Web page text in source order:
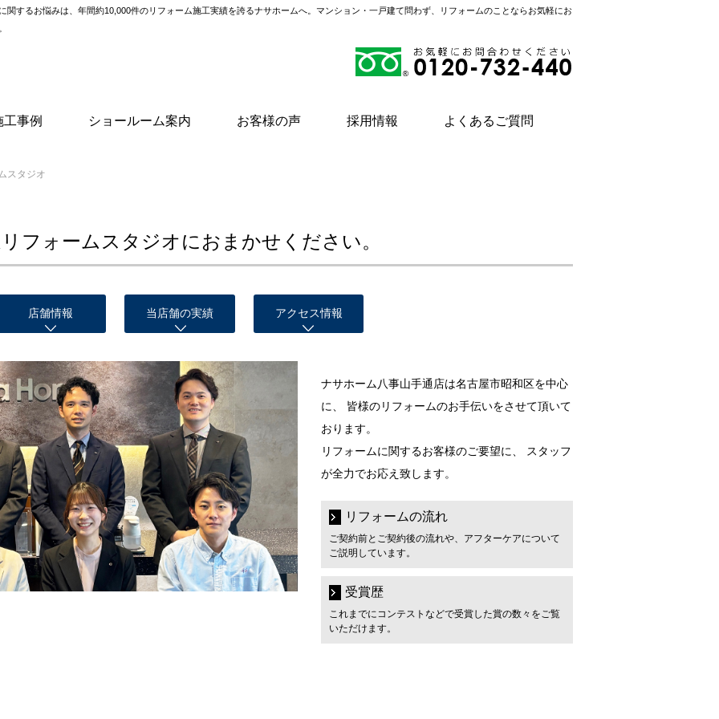
関するお悩みは、年間約10,000件のリフォーム施工実績を誇るナサホームへ。マンション・一戸建て問わず、リフォームのことならお気軽にお
工事例 ショールーム案内 お客様の声 採用情報 よくあるご質問
スタジオ
フォームスタジオにおまかせください。
店舗情報 当店舗の実績 アクセス情報
ナサホーム八事山手通店は名古屋市昭和区を中心
に、 皆様のリフォームのお手伝いをさせて頂いて
おります。
リフォームに関するお客様のご要望に、 スタッフ
が全力でお応え致します。
リフォームの流れ
ご契約前とご契約後の流れや、アフターケアについて
ご説明しています。
受賞歴
これまでにコンテストなどで受賞した賞の数々をご覧
いただけます。